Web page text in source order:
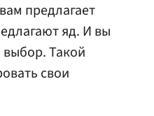
предлагает
яд. И вы
Такой
свои